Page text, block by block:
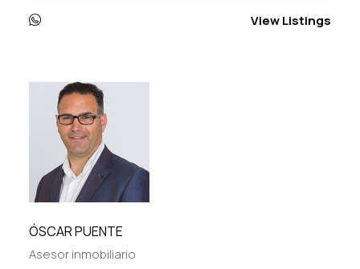
View Listings
ÓSCAR PUENTE
Asesor inmobiliario